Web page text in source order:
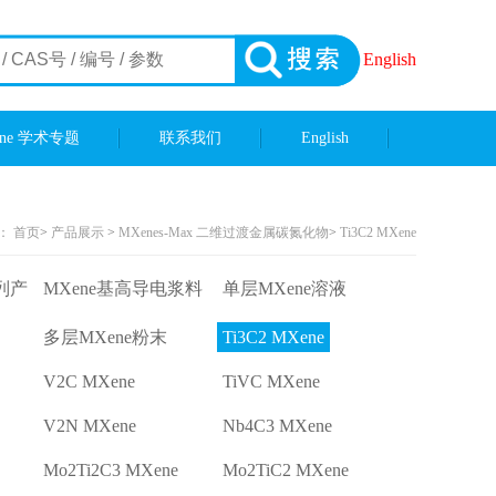
English
学术专题 联系我们 English
首页> 产品展示 > MXenes-Max 二维过渡金属碳氮化物> Ti3C2 MXene
产 MXene基高导电浆料 单层MXene溶液
多层MXene粉末 Ti3C2 MXene
V2C MXene TiVC MXene
V2N MXene Nb4C3 MXene
Mo2Ti2C3 MXene Mo2TiC2 MXene